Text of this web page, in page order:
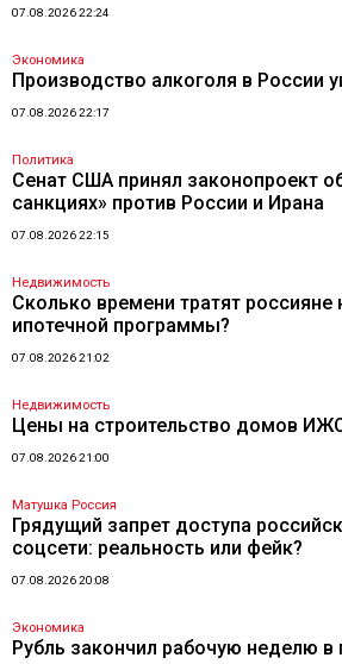
07.08.2026 22:24
Экономика
Производство алкоголя в России
07.08.2026 22:17
Политика
Сенат США принял законопроект
санкциях» против России и Ирана
07.08.2026 22:15
Недвижимость
Сколько времени тратят россияне
ипотечной программы?
07.08.2026 21:02
Недвижимость
Цены на строительство домов
07.08.2026 21:00
Матушка Россия
Грядущий запрет доступа
соцсети: реальность или фейк?
07.08.2026 20:08
Экономика
Рубль закончил рабочую неделю в